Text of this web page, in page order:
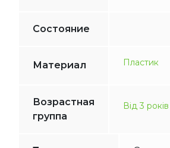
Состояние
Материал Пластик
Возрастная
группа
Від 3 років